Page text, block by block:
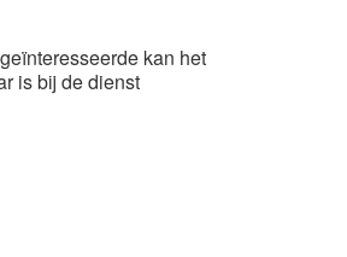
kan het
is bij de dienst